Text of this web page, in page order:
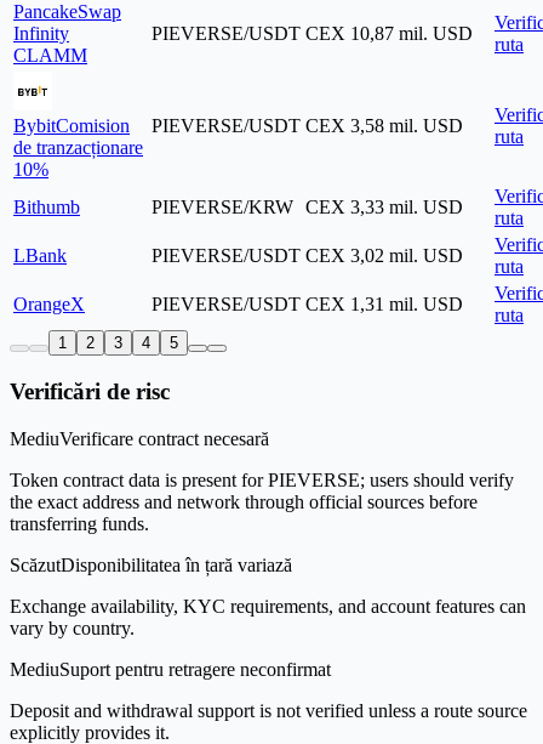
PancakeSwap
Infinity
CLAMM
PIEVERSE/USDT CEX 10,87 mil. USD
ruta
BybitComision
de tranzacționare
10%
PIEVERSE/USDT CEX 3,58 mil. USD
ruta
Bithumb PIEVERSE/KRW CEX 3,33 mil. USD
ruta
LBank
PIEVERSE/USDT CEX 3,02 mil. USD
ruta
OrangeX
PIEVERSE/USDT CEX 1,31 mil. USD
ruta
1 2 3 4 5
Verificări de risc
MediuVerificare contract necesară
Token contract data is present for PIEVERSE; users should verify
the exact address and network through official sources before
transferring funds.
ScăzutDisponibilitatea în țară variază
Exchange availability, KYC requirements, and account features can
vary by country.
MediuSuport pentru retragere neconfirmat
Deposit and withdrawal support is not verified unless a route source
explicitly provides it.